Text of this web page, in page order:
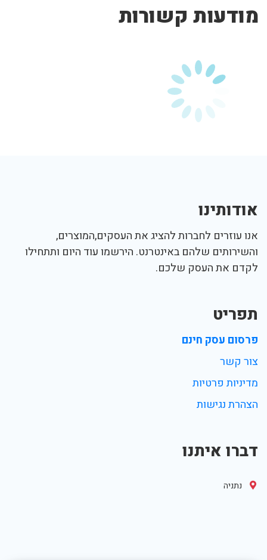
מודעות קשורות
אודותינו
אנו עוזרים לחברות להציג את העסקים,המוצרים,
והשירותים שלהם באינטרנט. הירשמו עוד היום ותתחילו
לקדם את העסק שלכם.
תפריט
פרסום עסק חינם
צור קשר
מדיניות פרטיות
הצהרת נגישות
דברו איתנו
נתניה